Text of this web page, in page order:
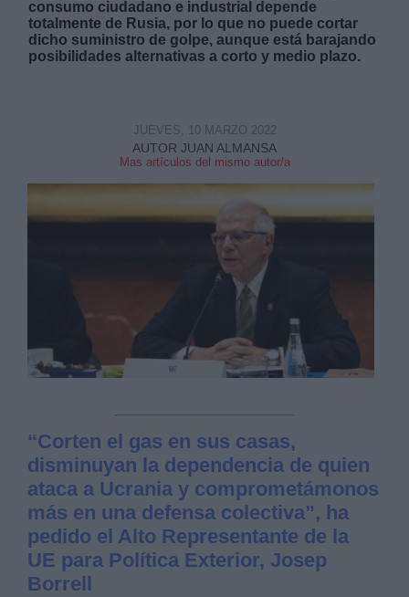
consumo ciudadano e industrial depende
totalmente de Rusia, por lo que no puede cortar
dicho suministro de golpe, aunque está barajando
posibilidades alternativas a corto y medio plazo.
AUTOR JUAN ALMANSA
Mas artículos del mismo autor/a
JUEVES, 10 MARZO 2022
“Corten el gas en sus casas,
disminuyan la dependencia de quien
ataca a Ucrania y comprometámonos
más en una defensa colectiva”, ha
pedido el Alto Representante de la
UE para Política Exterior, Josep
Borrell
Información adicional
link